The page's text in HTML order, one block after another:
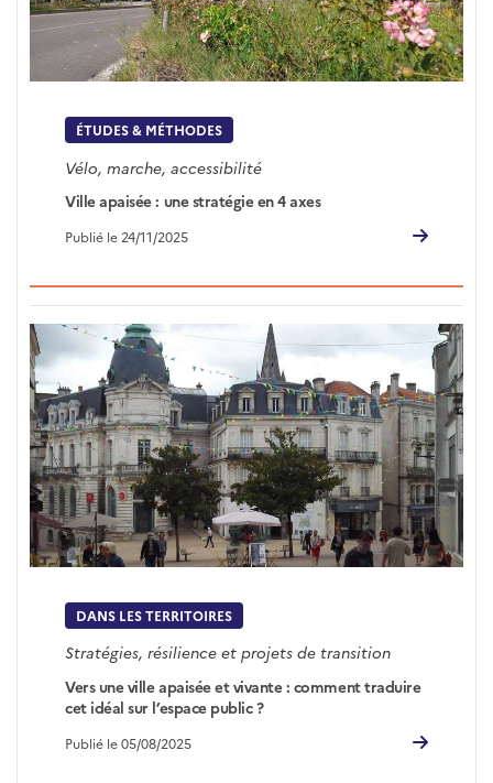
ÉTUDES & MÉTHODES
Vélo, marche, accessibilité
Ville apaisée : une stratégie en 4 axes
Publié le 24/11/2025
DANS LES TERRITOIRES
Stratégies, résilience et projets de transition
Vers une ville apaisée et vivante : comment traduire
cet idéal sur l’espace public ?
Publié le 05/08/2025